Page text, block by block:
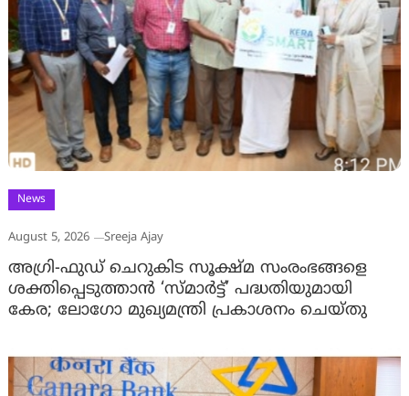
News
August 5, 2026 Sreeja Ajay
അഗ്രി-ഫുഡ് ചെറുകിട സൂക്ഷ്മ സംരംഭങ്ങളെ
ശക്തിപ്പെടുത്താന്‍ ‘സ്മാര്‍ട്ട്’ പദ്ധതിയുമായി
കേര; ലോഗോ മുഖ്യമന്ത്രി പ്രകാശനം ചെയ്തു